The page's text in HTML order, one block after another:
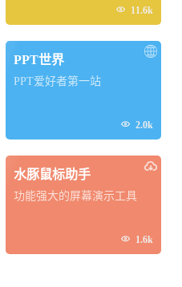
 11.6k
PPT世界
PPT爱好者第一站
 2.0k
水豚鼠标助手
功能强大的屏幕演示工具
 1.6k